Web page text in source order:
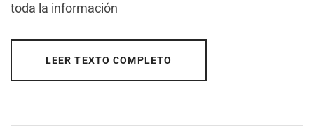
toda la información
LEER TEXTO COMPLETO